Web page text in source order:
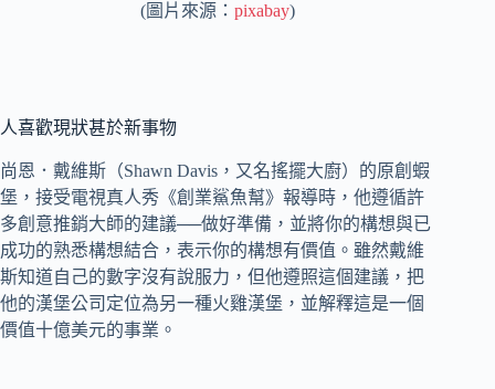
(圖片來源：pixabay)
人喜歡現狀甚於新事物
尚恩．戴維斯（Shawn Davis，又名搖擺大廚）的原創蝦
堡，接受電視真人秀《創業鯊魚幫》報導時，他遵循許
多創意推銷大師的建議──做好準備，並將你的構想與已
成功的熟悉構想結合，表示你的構想有價值。雖然戴維
斯知道自己的數字沒有說服力，但他遵照這個建議，把
他的漢堡公司定位為另一種火雞漢堡，並解釋這是一個
價值十億美元的事業。